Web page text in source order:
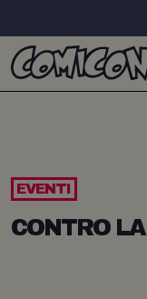
EVENTI
CONTRO